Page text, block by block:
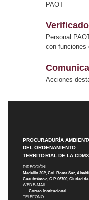
PAOT
Personal
con funciones
Acciones
PROCURADURÍA
DEL ORDENAMIENTO
TERRITORIAL DE LA CDMX
DIRECCIÓN
Medellín 202, Col. Roma Sur,
Cuauhtémoc, C.P. 06700, Ciudad
WEB E-MAIL
Correo Institucional
TELÉFONO